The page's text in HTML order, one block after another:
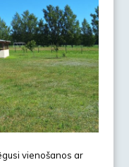
vienošanos ar